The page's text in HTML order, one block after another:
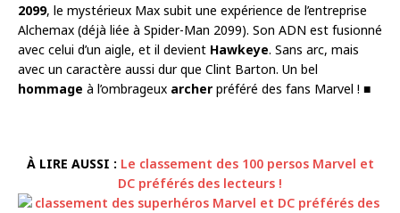
2099, le mystérieux Max subit une expérience de l’entreprise
Alchemax (déjà liée à Spider-Man 2099). Son ADN est fusionné
avec celui d’un aigle, et il devient Hawkeye. Sans arc, mais
avec un caractère aussi dur que Clint Barton. Un bel
hommage à l’ombrageux archer préféré des fans Marvel ! ■
À LIRE AUSSI : Le classement des 100 persos Marvel et
DC préférés des lecteurs !